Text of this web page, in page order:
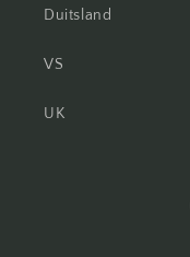
Duitsland
VS
UK